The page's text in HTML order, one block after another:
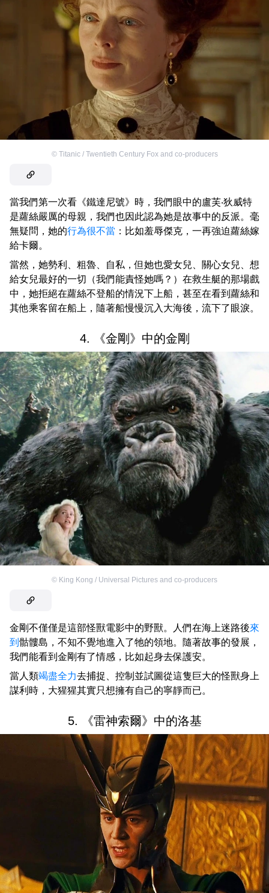
© Titanic / Twentieth Century Fox and co-producers
當我們第一次看《鐵達尼號》時，我們眼中的盧芙‧狄威特
是蘿絲嚴厲的母親，我們也因此認為她是故事中的反派。毫
無疑問，她的行為很不當 ：比如羞辱傑克，一再強迫蘿絲嫁
給卡爾。
當然，她勢利、粗魯、自私，但她也愛女兒、關心女兒、想
給女兒最好的一切（我們能責怪她嗎？）在救生艇的那場戲
中，她拒絕在蘿絲不登船的情況下上船，甚至在看到蘿絲和
其他乘客留在船上，隨著船慢慢沉入大海後，流下了眼淚。
4. 《金剛》中的金剛
© King Kong / Universal Pictures and co-producers
金剛不僅僅是這部怪獸電影中的野獸。人們在海上迷路後來
到 骷髏島，不知不覺地進入了牠的領地。隨著故事的發展，
我們能看到金剛有了情感，比如起身去保護安。
當人類竭盡全力去捕捉、控制並試圖從這隻巨大的怪獸身上
謀利時，大猩猩其實只想擁有自己的寧靜而已。
5. 《雷神索爾》中的洛基